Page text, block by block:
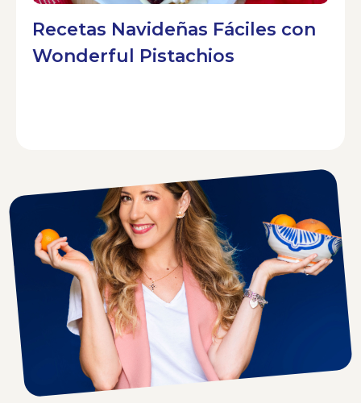
Recetas Navideñas Fáciles con
Wonderful Pistachios